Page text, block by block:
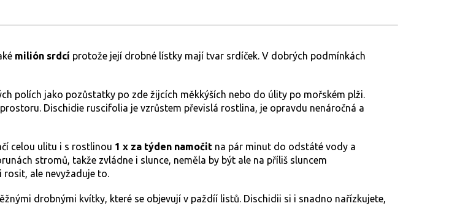
milión srdcí protože její drobné lístky mají tvar srdíček. V dobrých podmínkách
polích jako pozůstatky po zde žijcích měkkýších nebo do úlity po mořském plži.
Dischidie ruscifolia je vzrůstem převislá rostlina, je opravdu nenáročná a
celou ulitu i s rostlinou 1 x za týden namočit na pár minut do odstáté vody a
stromů, takže zvládne i slunce, neměla by být ale na příliš sluncem
rosit, ale nevyžaduje to.
drobnými kvítky, které se objevují v paždíí listů. Dischidii si i snadno nařízkujete,